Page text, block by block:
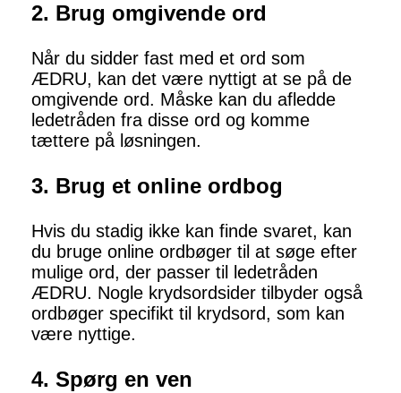
2. Brug omgivende ord
Når du sidder fast med et ord som
ÆDRU, kan det være nyttigt at se på de
omgivende ord. Måske kan du afledde
ledetråden fra disse ord og komme
tættere på løsningen.
3. Brug et online ordbog
Hvis du stadig ikke kan finde svaret, kan
du bruge online ordbøger til at søge efter
mulige ord, der passer til ledetråden
ÆDRU. Nogle krydsordsider tilbyder også
ordbøger specifikt til krydsord, som kan
være nyttige.
4. Spørg en ven